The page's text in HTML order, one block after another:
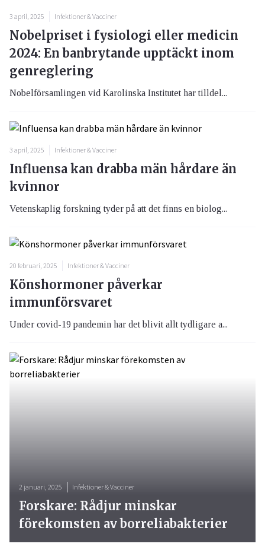
3 april, 2025 Infektioner & Vacciner
Nobelpriset i fysiologi eller medicin
2024: En banbrytande upptäckt inom
genreglering
Nobelförsamlingen vid Karolinska Institutet har tilldel...
3 april, 2025 Infektioner & Vacciner
Influensa kan drabba män hårdare än
kvinnor
Vetenskaplig forskning tyder på att det finns en biolog...
20 februari, 2025 Infektioner & Vacciner
Könshormoner påverkar
immunförsvaret
Under covid-19 pandemin har det blivit allt tydligare a...
2 januari, 2025 Infektioner & Vacciner
Forskare: Rådjur minskar
förekomsten av borreliabakterier